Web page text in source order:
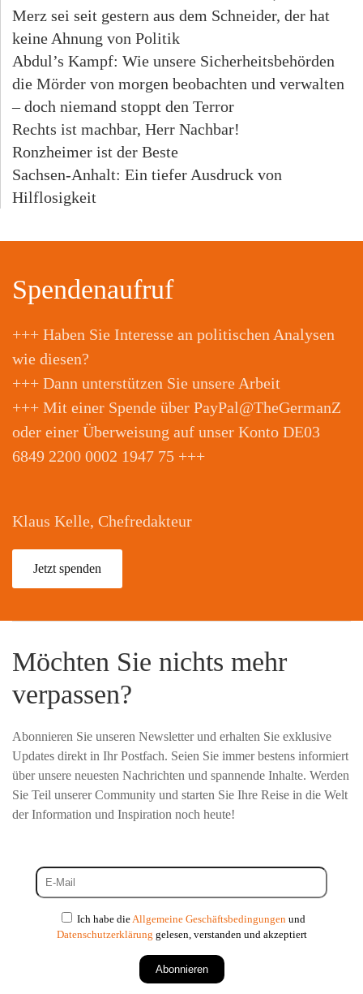
Merz sei seit gestern aus dem Schneider, der hat
keine Ahnung von Politik
Abdul’s Kampf: Wie unsere Sicherheitsbehörden
die Mörder von morgen beobachten und verwalten
– doch niemand stoppt den Terror
Rechts ist machbar, Herr Nachbar!
Ronzheimer ist der Beste
Sachsen-Anhalt: Ein tiefer Ausdruck von
Hilflosigkeit
Spendenaufruf
+++ Haben Sie Interesse an politischen Analysen
wie diesen?
+++ Dann unterstützen Sie unsere Arbeit
+++ Mit einer Spende über PayPal@TheGermanZ
oder einer Überweisung auf unser Konto DE03
6849 2200 0002 1947 75 +++
Klaus Kelle, Chefredakteur
Jetzt spenden
Möchten Sie nichts mehr
verpassen?
Abonnieren Sie unseren Newsletter und erhalten Sie exklusive
Updates direkt in Ihr Postfach. Seien Sie immer bestens informiert
über unsere neuesten Nachrichten und spannende Inhalte. Werden
Sie Teil unserer Community und starten Sie Ihre Reise in die Welt
der Information und Inspiration noch heute!
Ich habe dieAllgemeine Geschäftsbedingungenund
Datenschutzerklärung gelesen, verstanden und akzeptiert
Abonnieren